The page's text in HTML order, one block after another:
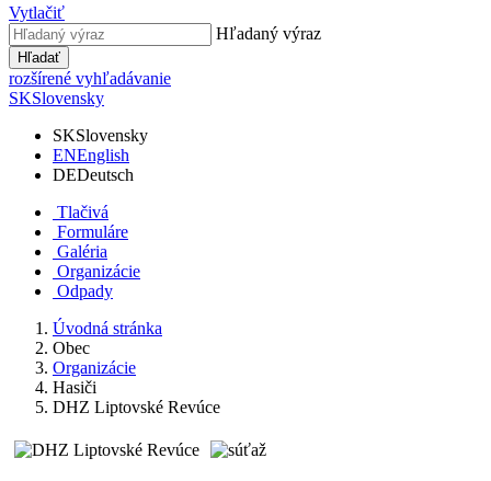
Vytlačiť
Hľadaný výraz
Hľadať
rozšírené vyhľadávanie
SKSlovensky
SKSlovensky
ENEnglish
DEDeutsch
Tlačivá
Formuláre
Galéria
Organizácie
Odpady
Úvodná stránka
Obec
Organizácie
Hasiči
DHZ Liptovské Revúce